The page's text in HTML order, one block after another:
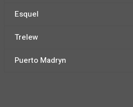
Esquel
Trelew
Puerto Madryn